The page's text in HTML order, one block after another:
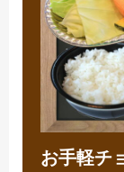
お手軽チ